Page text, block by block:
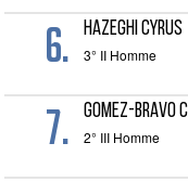
6. HAZEGHI Cyrus
3° II Homme
7. GOMEZ-
2° III Homme